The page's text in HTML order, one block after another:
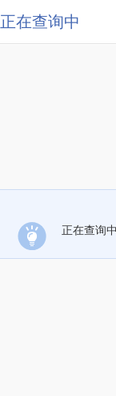
正在查询中
正在查询